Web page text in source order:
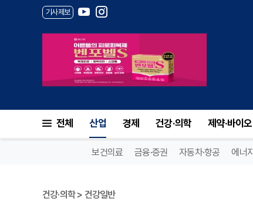
기사제보
전체 산업 경제 건강·의학 제약·바이오
보건의료 금융·증권 자동차·항공 에너지
건강·의학 > 건강일반